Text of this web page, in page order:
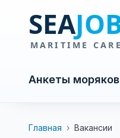
Анкеты моряков
Главная › Вакансии